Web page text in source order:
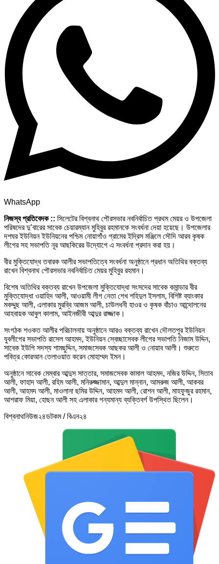
WhatsApp
নিজস্ব প্রতিবেদক :: সিলেটের বিশ্বনাথ পৌরসভার নবনির্বাচিত প্রথম মেয়র ও উপজেলা
পরিষদের দু’বারের সাবেক চেয়ারম্যান মুহিবুর রহমানকে সংবর্ধনা দেয়া হয়েছে। উপজেলার
দশঘর ইউনিয়ন ইউনিয়নের পশ্চিম নোয়াগাঁও গ্রামের ইদ্রিস মঞ্জিলে সৌদি আরব কৃষক
লীগের সহ সভাপতি নূর আছকিরের উদ্যোগে এ সংবর্ধনা প্রদান করা হয়।
বীর মুক্তিযোদ্ধ তবারক আলীর সভাপতিত্বে সংবর্ধনা অনুষ্ঠানে প্রধান অতিথির বক্তব্য
রাখেন বিশ্বনাথ পৌরসভার নবনির্বাচিত মেয়র মুহিবুর রহমান।
বিশেষ অতিথির বক্তব্য রাখেন উপজেলা মুক্তিযোদ্ধা সংসদের সাবেক কমান্ডার বীর
মুক্তিযোদ্ধা ওয়াহিদ আলী, আওয়ামী লীগ নেতা শেখ শহিদুল ইসলাম, বিশিষ্ট ব্যাংকার
মকদ্দুছ আলী, এলাকার মুরব্বি আজম আলী, চাউলধনী হাওর ও কৃষক বাঁচাও আন্দোলনের
আহবায়ক আবুল কালাম, আইনজীবী আব্দুর রাজ্জাক।
সংগঠক শওকত আলীর পরিচালনায় অনুষ্ঠানে আরও বক্তব্য রাখেন দৌলতপুর ইউনিয়ন
যুবলীগের সভাপতি রাসেল আহমদ, ইউনিয়ন স্বেচ্ছাসেবক লীগের সভাপতি নিজাম উদ্দিন,
সাবেক ইউপি সদস্য শামছুদ্দিন, সমাজসেবক আছকর আলী ও নোয়াব আলী। শুরুতে
পবিত্র কোরআন তেলাওয়াত করেন মোহাম্মদ ইমন।
অনুষ্ঠানে সাবেক মেম্বার আব্দুস সাত্তার, সমাজসেবক কামাল আহমদ, নজির উদ্দিন, সিতাব
আলী, ফাহাদ আলী, রহিম আলী, মনিরুজ্জামান, আব্দুল মান্নান, আমরুজ আলী, আকবর
আলী, আহমদ আলী, মাওলানা ছমির উদ্দিন, আহমদ আলী, রোশন আলী, মাহফুজুর রহমান,
আশরাফ মিয়া, হোছন আলী সহ এলাকার গন্যমান্য ব্যক্তিবর্গ উপস্থিত ছিলেন।
বিশ্বনাথনিউজ২৪ডটকম / বিএন২৪